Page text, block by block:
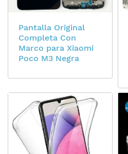
Pantalla Original
Completa Con
Marco para Xiaomi
Poco M3 Negra